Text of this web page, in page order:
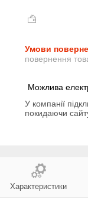
повернення
У компанії
покидаючи
Характеристики